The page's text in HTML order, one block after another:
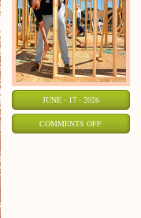
JUNE - 17 - 2026
COMMENTS OFFON